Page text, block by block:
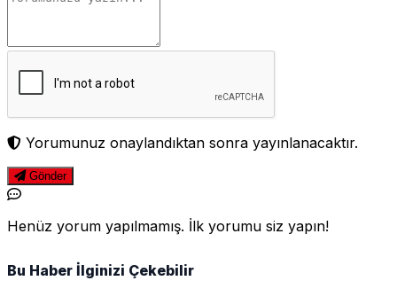
Yorumunuz onaylandıktan sonra yayınlanacaktır.
Gönder
Henüz yorum yapılmamış. İlk yorumu siz yapın!
Bu Haber İlginizi Çekebilir